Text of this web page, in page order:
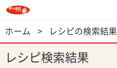
ホーム > レシピの検索結果
レシピ検索結果